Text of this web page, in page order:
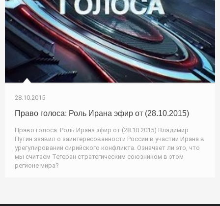
28.10.2015
Право голоса: Роль Ирана эфир от (28.10.2015)
Право голоса: Роль Ирана эфир от (28.10.2015) Владимир
Путин заявил о заинтересованности России в участии Ирана в
урегулировании сирийского конфликта. Означает ли это, что
мы считаем Тегеран стратегическим союзником в этом
регионе мира?